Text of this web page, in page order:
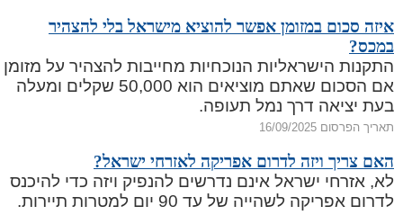
איזה סכום במזומן אפשר להוציא מישראל בלי להצהיר
במכס?
התקנות הישראליות הנוכחיות מחייבות להצהיר על מזומן
אם הסכום שאתם מוציאים הוא 50,000 שקלים ומעלה
בעת יציאה דרך נמל תעופה.
תאריך הפרסום 16/09/2025
האם צריך ויזה לדרום אפריקה לאזרחי ישראל?
לא, אזרחי ישראל אינם נדרשים להנפיק ויזה כדי להיכנס
לדרום אפריקה לשהייה של עד 90 יום למטרות תיירות.